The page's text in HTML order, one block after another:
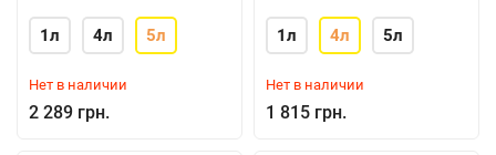
1л 4л 5л
Нет в наличии
2 289 грн.
1л 4л 5л
Нет в наличии
1 815 грн.